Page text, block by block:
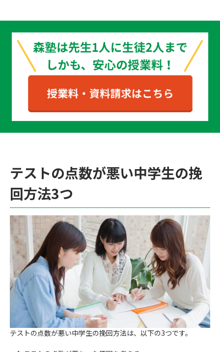
テストの点数が悪い中学生の挽
回方法3つ
テストの点数が悪い中学生の挽回方法は、以下の3つです。